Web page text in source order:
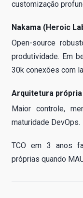
customização
Nakama (Heroic
Open-source
produtividade. Em
30k conexões com
Arquitetura
Maior controle,
maturidade DevOps.
TCO em 3 anos
próprias quando